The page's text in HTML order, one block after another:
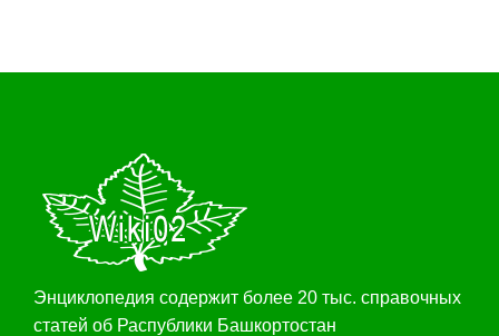
Энциклопедия содержит более 20 тыс. справочных
статей об Распублики Башкортостан